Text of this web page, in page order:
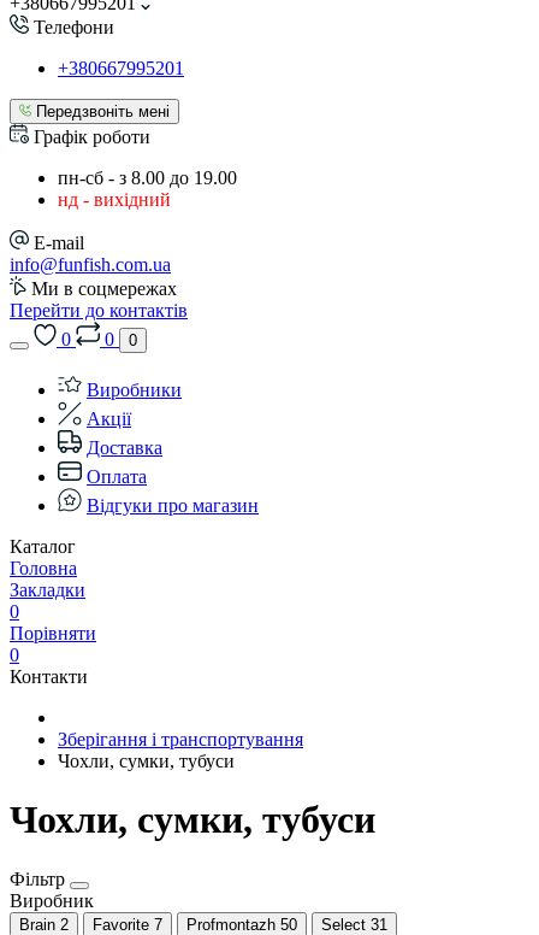
Телефони
+380667995201
Передзвоніть мені
Графік роботи
пн-сб - з 8.00 до 19.00
нд - вихідний
E-mail
info@funfish.com.ua
Ми в соцмережах
Перейти до контактів
0
0 0
Виробники
Акції
Доставка
Оплата
Відгуки про магазин
Каталог
Головна
Закладки
0
Порівняти
0
Контакти
Зберігання і транспортування
Чохли, сумки, тубуси
Чохли, сумки, тубуси
Фільтр
Виробник
Brain 2 Favorite 7 Profmontazh 50 Select 31